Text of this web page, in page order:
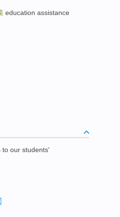
education assistance
to our students'